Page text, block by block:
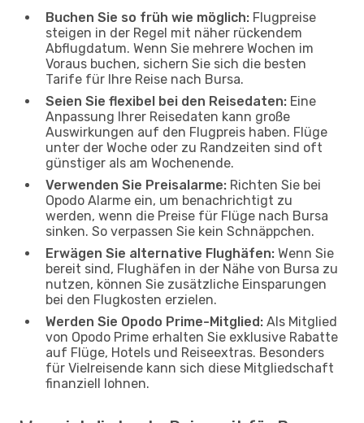
Buchen Sie so früh wie möglich: Flugpreise
steigen in der Regel mit näher rückendem
Abflugdatum. Wenn Sie mehrere Wochen im
Voraus buchen, sichern Sie sich die besten
Tarife für Ihre Reise nach Bursa.
Seien Sie flexibel bei den Reisedaten: Eine
Anpassung Ihrer Reisedaten kann große
Auswirkungen auf den Flugpreis haben. Flüge
unter der Woche oder zu Randzeiten sind oft
günstiger als am Wochenende.
Verwenden Sie Preisalarme: Richten Sie bei
Opodo Alarme ein, um benachrichtigt zu
werden, wenn die Preise für Flüge nach Bursa
sinken. So verpassen Sie kein Schnäppchen.
Erwägen Sie alternative Flughäfen: Wenn Sie
bereit sind, Flughäfen in der Nähe von Bursa zu
nutzen, können Sie zusätzliche Einsparungen
bei den Flugkosten erzielen.
Werden Sie Opodo Prime-Mitglied: Als Mitglied
von Opodo Prime erhalten Sie exklusive Rabatte
auf Flüge, Hotels und Reiseextras. Besonders
für Vielreisende kann sich diese Mitgliedschaft
finanziell lohnen.